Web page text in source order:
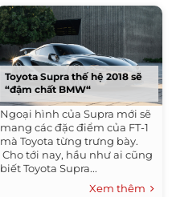
Toyota Supra thế hệ 2018 sẽ
“đậm chất BMW“
Ngoại hình của Supra mới sẽ
mang các đặc điểm của FT-1
mà Toyota từng trưng bày.
Cho tới nay, hầu như ai cũng
biết Toyota Supra...
Xem thêm